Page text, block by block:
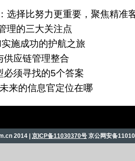
选择比努力更重要，聚焦精准
理的三大关注点
实施成功的护航之旅
供应链管理整合
必须寻找的5个答案
来的信息官定位在哪
2014 | 京ICP备11030370号 京公网安备